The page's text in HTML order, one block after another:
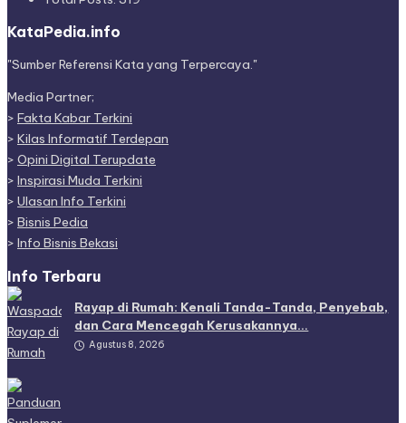
KataPedia.info
"Sumber Referensi Kata yang Terpercaya."
Media Partner;
> Fakta Kabar Terkini
> Kilas Informatif Terdepan
> Opini Digital Terupdate
> Inspirasi Muda Terkini
> Ulasan Info Terkini
> Bisnis Pedia
> Info Bisnis Bekasi
Info Terbaru
Rayap di Rumah: Kenali Tanda-Tanda, Penyebab,
dan Cara Mencegah Kerusakannya…
Agustus 8, 2026